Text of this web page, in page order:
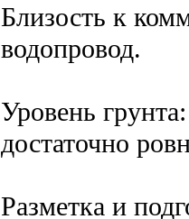
Близость к
водопровод.
Уровень
достаточно
Разметка и